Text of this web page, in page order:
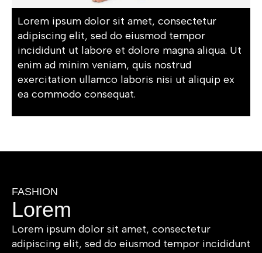
Lorem ipsum dolor sit amet, consectetur
adipiscing elit, sed do eiusmod tempor
incididunt ut labore et dolore magna aliqua. Ut
enim ad minim veniam, quis nostrud
exercitation ullamco laboris nisi ut aliquip ex
ea commodo consequat.
FASHION
Lorem
Lorem ipsum dolor sit amet, consectetur
adipiscing elit, sed do eiusmod tempor incididunt